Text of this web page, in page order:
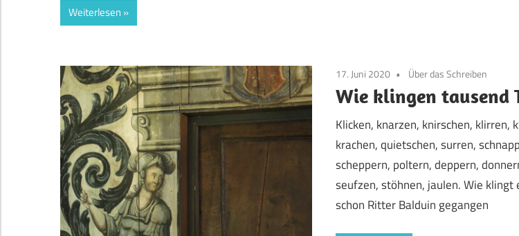
Weiterlesen
17. Juni 2020 Über das Schreiben
Wie klingen tausend
Klicken, knarzen, knirschen, klirren,
krachen, quietschen, surren,
scheppern, poltern, deppern,
seufzen, stöhnen, jaulen. Wie klingt
schon Ritter Balduin gegangen